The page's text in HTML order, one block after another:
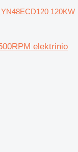
120KW
elektrinio